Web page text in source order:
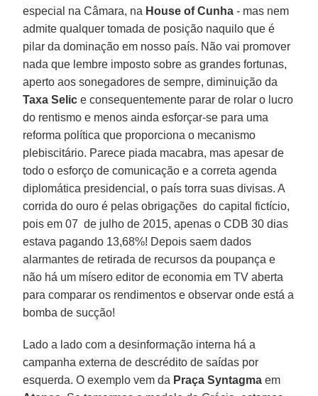
especial na Câmara, na House of Cunha - mas nem
admite qualquer tomada de posição naquilo que é
pilar da dominação em nosso país. Não vai promover
nada que lembre imposto sobre as grandes fortunas,
aperto aos sonegadores de sempre, diminuição da
Taxa Selic e consequentemente parar de rolar o lucro
do rentismo e menos ainda esforçar-se para uma
reforma política que proporciona o mecanismo
plebiscitário. Parece piada macabra, mas apesar de
todo o esforço de comunicação e a correta agenda
diplomática presidencial, o país torra suas divisas. A
corrida do ouro é pelas obrigações do capital fictício,
pois em 07 de julho de 2015, apenas o CDB 30 dias
estava pagando 13,68%! Depois saem dados
alarmantes de retirada de recursos da poupança e
não há um mísero editor de economia em TV aberta
para comparar os rendimentos e observar onde está a
bomba de sucção!
Lado a lado com a desinformação interna há a
campanha externa de descrédito de saídas por
esquerda. O exemplo vem da Praça Syntagma em